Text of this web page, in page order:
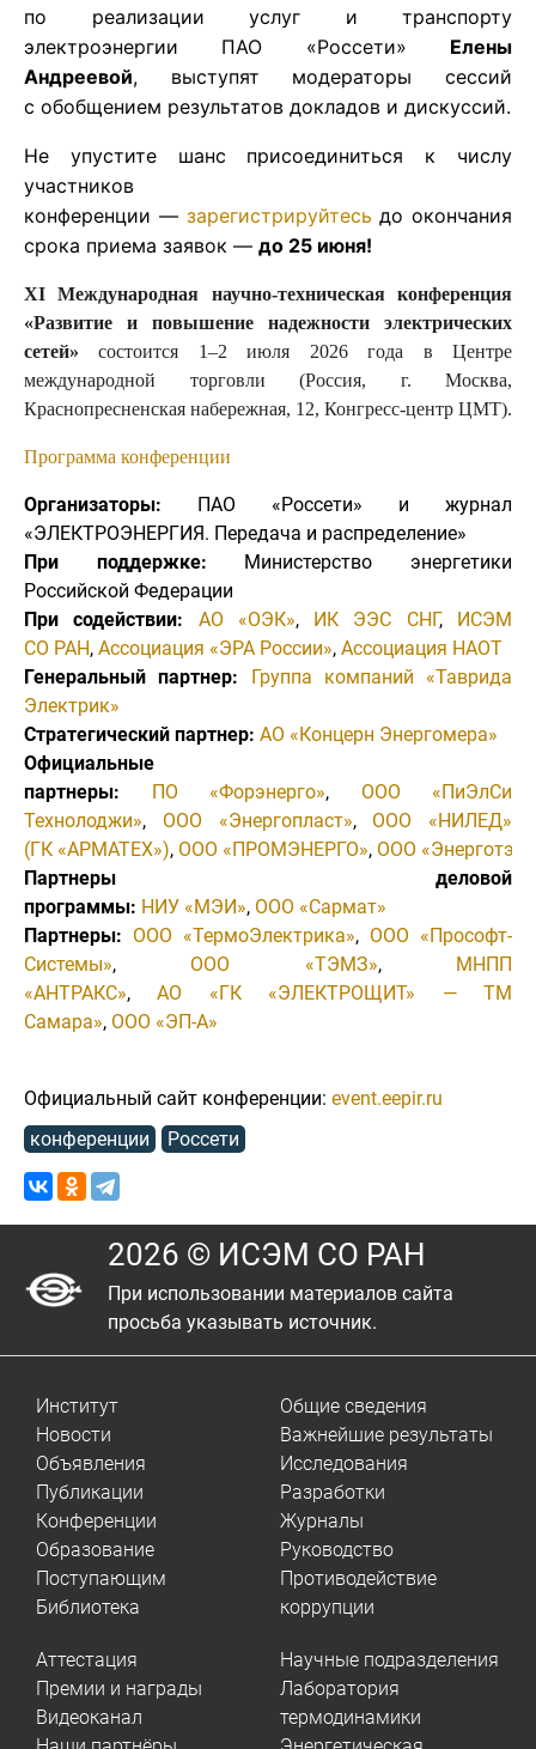
по реализации услуг и транспорту
электроэнергии ПАО «Россети»
Елены
Андреевой, выступят модераторы сессий
с обобщением результатов докладов и дискуссий.
Не упустите шанс присоединиться к числу
участников
конференции — зарегистрируйтесь до окончания
срока приема заявок — до 25 июня!
XI Международная научно-техническая конференция
«Развитие и повышение надежности электрических
сетей»состоится 1–2 июля 2026 года в Центре
международной торговли (Россия, г. Москва,
Краснопресненская набережная, 12, Конгресс-центр ЦМТ).
Программа конференции
Организаторы:
ПАО «Россети» и журнал
«ЭЛЕКТРОЭНЕРГИЯ. Передача и распределение»
При поддержке:
Министерство энергетики
Российской Федерации
При содействии:
АО «ОЭК», ИК ЭЭС СНГ,
ИСЭМ
СО РАН, Ассоциация «ЭРА России», Ассоциация НАОТ
Генеральный партнер:
Группа компаний «Таврида
Электрик»
Стратегический партнер: АО «Концерн Энергомера»
Официальные
партнеры:
ПО «Форэнерго»,
ООО «ПиЭлСи
Технолоджи», ООО «Энергопласт»,
ООО «НИЛЕД»
(ГК «АРМАТЕХ»), ООО «ПРОМЭНЕРГО», ООО «Энерготэк»
Партнеры деловой
программы: НИУ «МЭИ», ООО «Сармат»
Партнеры: ООО «ТермоЭлектрика», ООО «Прософт-
Системы», ООО «ТЭМЗ»,
МНПП
«АНТРАКС»,
АО «ГК «ЭЛЕКТРОЩИТ» — ТМ
Самара», ООО «ЭП-А»
Официальный сайт конференции: event.eepir.ru
конференции
Россети
2026 © ИСЭМ СО РАН
При использовании материалов сайта
просьба указывать источник.
Институт
Новости
Объявления
Публикации
Конференции
Образование
Поступающим
Библиотека
Общие сведения
Важнейшие результаты
Исследования
Разработки
Журналы
Руководство
Противодействие
коррупции
Аттестация
Премии и награды
Видеоканал
Научные подразделения
Лаборатория
термодинамики